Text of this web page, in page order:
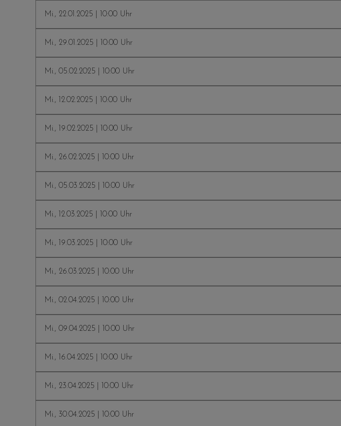
Mi., 22.01.2025 | 10:00 Uhr
Mi., 29.01.2025 | 10:00 Uhr
Mi., 05.02.2025 | 10:00 Uhr
Mi., 12.02.2025 | 10:00 Uhr
Mi., 19.02.2025 | 10:00 Uhr
Mi., 26.02.2025 | 10:00 Uhr
Mi., 05.03.2025 | 10:00 Uhr
Mi., 12.03.2025 | 10:00 Uhr
Mi., 19.03.2025 | 10:00 Uhr
Mi., 26.03.2025 | 10:00 Uhr
Mi., 02.04.2025 | 10:00 Uhr
Mi., 09.04.2025 | 10:00 Uhr
Mi., 16.04.2025 | 10:00 Uhr
Mi., 23.04.2025 | 10:00 Uhr
Mi., 30.04.2025 | 10:00 Uhr